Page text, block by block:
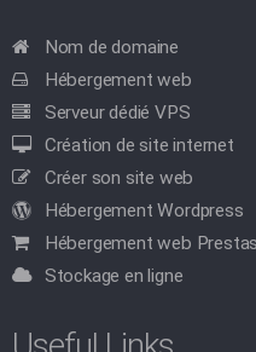
Nom de domaine
Hébergement web
Serveur dédié VPS
Création de site internet
Créer son site web
Hébergement Wordpress
Hébergement web
Stockage en ligne